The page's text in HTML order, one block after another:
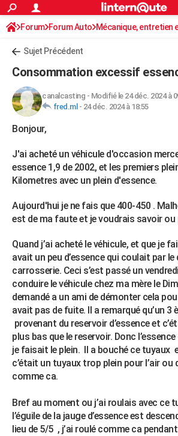
ACTUALITÉS
Politique
Société
Faits Divers
Education
Monde
Villes
+
FINANCE
Retraite
Impôts
Epargne
Immobilier
Risques naturels par ville
Banque
Assurance
Crédit
AUTO
Essais
Réserver un essai
Citadines
Berlines
SUV
Forum auto
+HIGH-TECH
Mobiles
Meilleur smartphone
Internet
Ordinateurs
Jeux vidéo
Guide high-tech
+
Forum
Aménagement intérieur
Extérieur
Cuisine
Salle de bains
Jardinage
Rangement
WEEK-END
Guides de France
Escapades
Patrimoine
Expositions
Musées
Week-end nature
+LIFESTYLE
Alimentation
Guide de la santé
Maladies
Médicaments
Sommeil
VOYAGE
Destinations
City break
Voyage nature
Voyage de noces
Forum
Climat
+PHOTO
GUIDES D'ACHAT
BONS PLANS
CARTE DE VOEUX
Carte de Noël
Carte Bonne année
Carte Saint-Valentin
Carte Pâques
Carte d'anniversaire
DICTIONNAIRE
Dictionnaire
Biographies
Citations
Expressions
Proverbes
PROGRAMME TV
COPAINS D'AVANT
S'inscrire
Connexion
Forum Forum Auto Mécanique, entretien
Sujet Précédent
Consommation excessif
canalcasting - Modifié le 24 déc. 2024 à
fred.ml - 24 déc. 2024 à 18:55
Bonjour,
J'ai acheté un véhicule d'occasion
essence 1,9 de 2002, et les premiers
Kilometres avec un plein d'essence.
Aujourd'hui je ne fais que 400-450 .
est de ma faute et je voudrais savoir ou
Quand j’ai acheté le véhicule, et que je
avait un peu d’essence qui coulait par le
carrosserie. Ceci s’est passé un
conduire le véhicule chez ma mère le
demandé a un ami de démonter cela
avait pas de fuite. Il a remarqué qu’un 3
provenant du reservoir d’essence et
plus bas que le reservoir. Donc
je faisait le plein. Il a bouché ce tuyaux
c’était un tuyaux trop plein pour l’air ou
comme ca.
Bref au moment ou j’ai roulais avec ce
l’éguile de la jauge d’essence est
lieu de 5/5 , j’ai roulé comme ca